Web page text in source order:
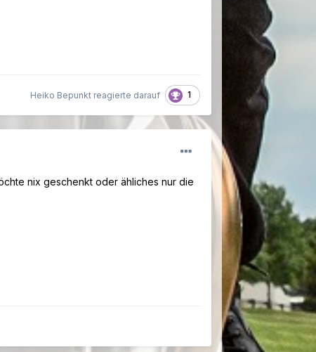
Heiko Bepunkt reagierte darauf 1
nix geschenkt oder ähliches nur die